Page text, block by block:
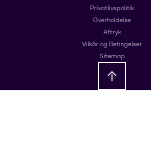
Privatlivspolitik
Overholdelse
Aftryk
Vilkår og Betingelser
Sitemap